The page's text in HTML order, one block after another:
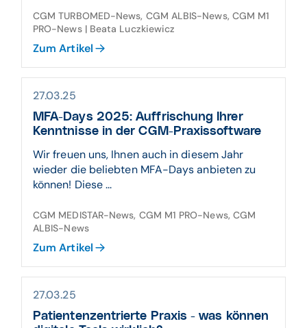
CGM TURBOMED-News, CGM ALBIS-News, CGM M1
PRO-News | Beata Luczkiewicz
Zum Artikel
27.03.25
MFA-Days 2025: Auffrischung Ihrer
Kenntnisse in der CGM-Praxissoftware
Wir freuen uns, Ihnen auch in diesem Jahr
wieder die beliebten MFA-Days anbieten zu
können! Diese ...
CGM MEDISTAR-News, CGM M1 PRO-News, CGM
ALBIS-News
Zum Artikel
27.03.25
Patientenzentrierte Praxis - was können